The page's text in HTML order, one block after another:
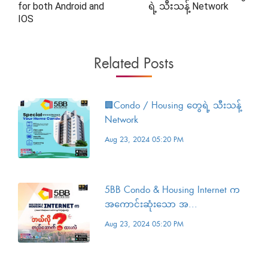
for both Android and
IOS
ရဲ့ သီးသန့် Network
Related Posts
🏢Condo / Housing တွေရဲ့ သီးသန့်
Network
Aug 23, 2024 05:20 PM
5BB Condo & Housing Internet က
အကောင်းဆုံးသော အ...
Aug 23, 2024 05:20 PM